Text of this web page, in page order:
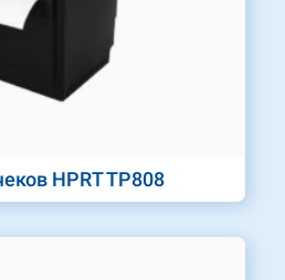
HPRT TP808